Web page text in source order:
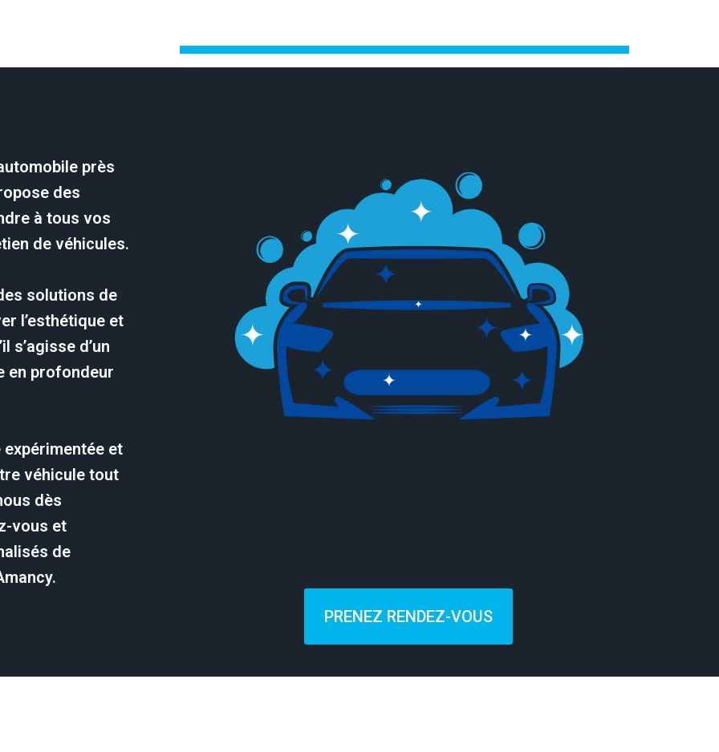
près
des
à tous vos
de véhicules.
solutions de
l’esthétique et
s’agisse d’un
en profondeur
et
véhicule tout
dès
vous et
de
PRENEZ RENDEZ-VOUS